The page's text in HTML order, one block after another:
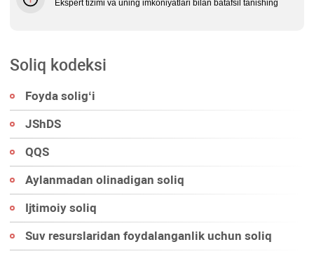
Ekspert tizimi va uning imkoniyatlari bilan batafsil tanishing
Soliq kodeksi
Foyda soligʻi
JShDS
QQS
Aylanmadan olinadigan soliq
Ijtimoiy soliq
Suv resurslaridan foydalanganlik uchun soliq